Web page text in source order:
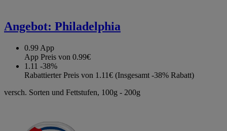
Angebot: Philadelphia
0.99 App
App Preis von 0.99€
1.11 -38%
Rabattierter Preis von 1.11€ (Insgesamt -38% Rabatt)
versch. Sorten und Fettstufen, 100g - 200g